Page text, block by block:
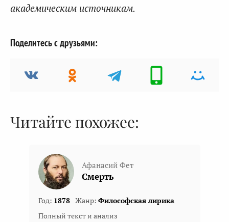
академическим источникам.
Поделитесь с друзьями:
Читайте похожее:
Афанасий Фет
Смерть
Год: 1878 Жанр: Философская лирика
Полный текст и анализ